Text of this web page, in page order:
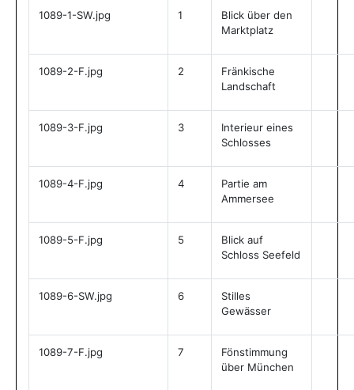
1089-1-SW.jpg 1
Blick über den
Marktplatz
1089-2-F.jpg 2
Fränkische
Landschaft
1089-3-F.jpg 3
Interieur eines
Schlosses
1089-4-F.jpg 4
Partie am
Ammersee
1089-5-F.jpg 5
Blick auf
Schloss Seefeld
1089-6-SW.jpg 6
Stilles
Gewässer
1089-7-F.jpg 7
Fönstimmung
über München